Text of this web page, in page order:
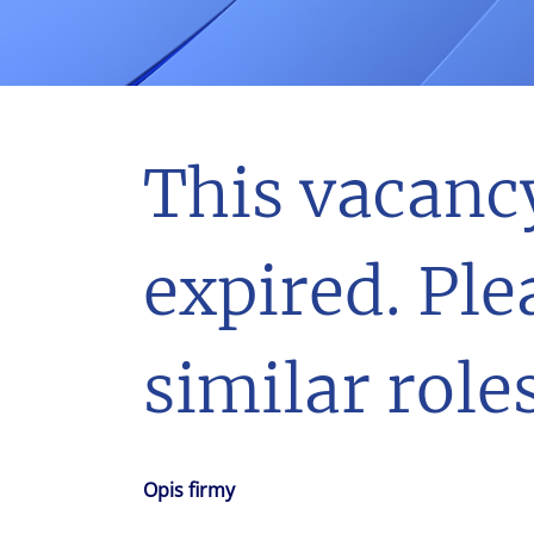
This
expired.
similar
Opis firmy
in assets under management, Colliers remains committed
success of our clients, investors, and people worldwide.